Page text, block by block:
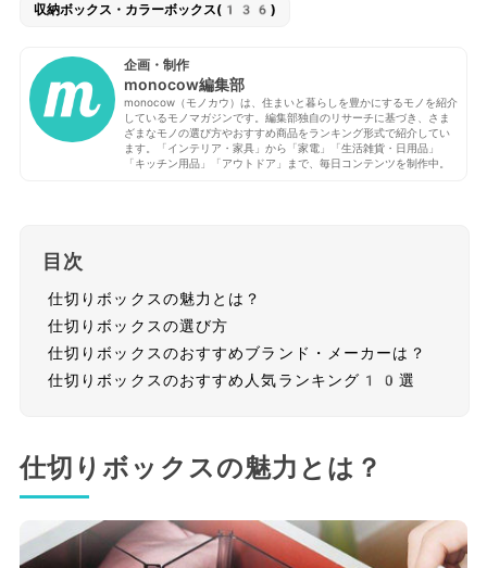
収納ボックス・カラーボックス(136)
企画・制作
monocow編集部
monocow（モノカウ）は、住まいと暮らしを豊かにするモノを紹介
しているモノマガジンです。編集部独自のリサーチに基づき、さま
ざまなモノの選び方やおすすめ商品をランキング形式で紹介してい
ます。「インテリア・家具」から「家電」「生活雑貨・日用品」
「キッチン用品」「アウトドア」まで、毎日コンテンツを制作中。
目次
仕切りボックスの魅力とは？
仕切りボックスの選び方
仕切りボックスのおすすめブランド・メーカーは？
仕切りボックスのおすすめ人気ランキング10選
仕切りボックスの魅力とは？